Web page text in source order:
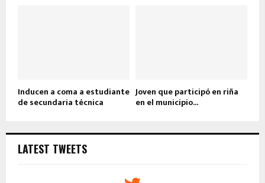
Inducen a coma a estudiante
de secundaria técnica
Joven que participó en riña
en el municipio...
LATEST TWEETS